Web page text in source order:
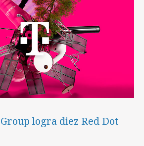
logra diez Red Dot